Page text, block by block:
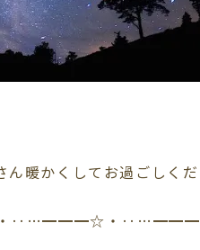
ん暖かくしてお過ごしく
‥…━━━☆・